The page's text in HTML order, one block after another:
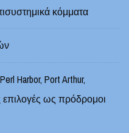
κόμματα
Harbor, Port Arthur,
επιλογές ως πρόδρομοι